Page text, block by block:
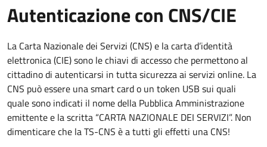
Autenticazione con CNS/CIE
La Carta Nazionale dei Servizi (CNS) e la carta d’identità
elettronica (CIE) sono le chiavi di accesso che permettono al
cittadino di autenticarsi in tutta sicurezza ai servizi online. La
CNS può essere una smart card o un token USB sui quali
quale sono indicati il nome della Pubblica Amministrazione
emittente e la scritta “CARTA NAZIONALE DEI SERVIZI”. Non
dimenticare che la TS-CNS è a tutti gli effetti una CNS!